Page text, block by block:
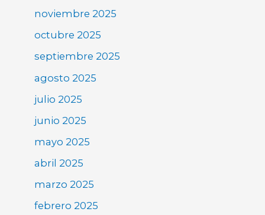
noviembre 2025
octubre 2025
septiembre 2025
agosto 2025
julio 2025
junio 2025
mayo 2025
abril 2025
marzo 2025
febrero 2025